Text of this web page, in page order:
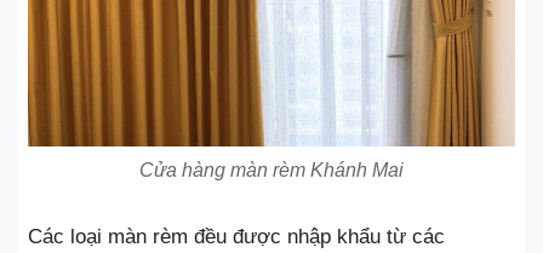
Cửa hàng màn rèm Khánh Mai
Các loại màn rèm đều được nhập khẩu từ các